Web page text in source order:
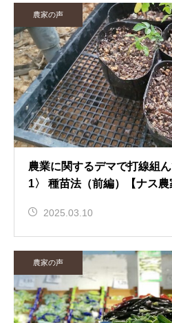
農家の声
農業に関するデマで打線組
1〉 種苗法（前編）【ナス農
2025.03.10
農家の声